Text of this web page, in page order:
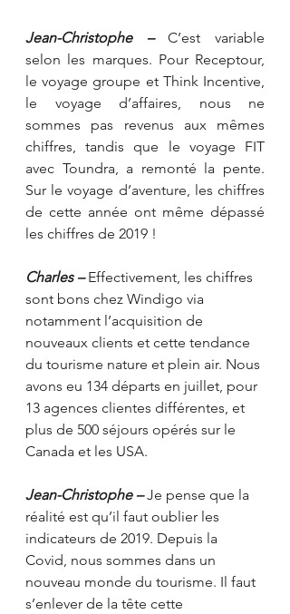
Jean-Christophe – C’est variable
selon les marques. Pour Receptour,
le voyage groupe et Think Incentive,
le voyage d’affaires, nous ne
sommes pas revenus aux mêmes
chiffres, tandis que le voyage FIT
avec Toundra, a remonté la pente.
Sur le voyage d’aventure, les chiffres
de cette année ont même dépassé
les chiffres de 2019 !
Charles – Effectivement, les chiffres
sont bons chez Windigo via
notamment l’acquisition de
nouveaux clients et cette tendance
du tourisme nature et plein air. Nous
avons eu 134 départs en juillet, pour
13 agences clientes différentes, et
plus de 500 séjours opérés sur le
Canada et les USA.
Jean-Christophe – Je pense que la
réalité est qu’il faut oublier les
indicateurs de 2019. Depuis la
Covid, nous sommes dans un
nouveau monde du tourisme. Il faut
s’enlever de la tête cette